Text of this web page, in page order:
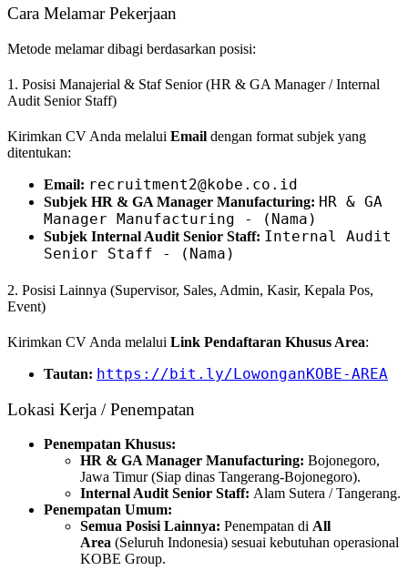
Cara Melamar Pekerjaan
Metode melamar dibagi berdasarkan posisi:
1. Posisi Manajerial & Staf Senior (HR & GA Manager / Internal
Audit Senior Staff)
Kirimkan CV Anda melalui Email dengan format subjek yang
ditentukan:
Email: recruitment2@kobe.co.id
Subjek HR & GA Manager Manufacturing: HR & GA
Manager Manufacturing - (Nama)
Subjek Internal Audit Senior Staff: Internal Audit
Senior Staff - (Nama)
2. Posisi Lainnya (Supervisor, Sales, Admin, Kasir, Kepala Pos,
Event)
Kirimkan CV Anda melalui Link Pendaftaran Khusus Area:
Tautan: https://bit.ly/LowonganKOBE-AREA
Lokasi Kerja / Penempatan
Penempatan Khusus:
HR & GA Manager Manufacturing: Bojonegoro,
Jawa Timur (Siap dinas Tangerang-Bojonegoro).
Internal Audit Senior Staff: Alam Sutera / Tangerang.
Penempatan Umum:
Semua Posisi Lainnya: Penempatan di All
Area (Seluruh Indonesia) sesuai kebutuhan operasional
KOBE Group.